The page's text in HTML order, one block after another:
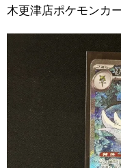
木更津店ポケモンカ